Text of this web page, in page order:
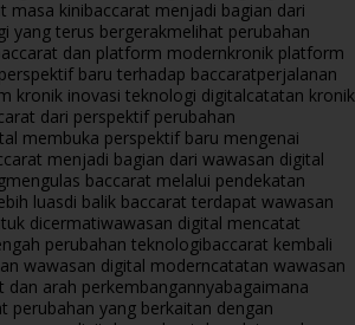
masa kinibaccarat menjadi bagian dari
yang terus bergerakmelihat perubahan
dan platform modernkronik platform
baru terhadap baccaratperjalanan
kronik inovasi teknologi digitalcatatan kronik
dari perspektif perubahan
membuka perspektif baru mengenai
menjadi bagian dari wawasan digital
mengulas baccarat melalui pendekatan
luasdi balik baccarat terdapat wawasan
dicermatiwawasan digital mencatat
perubahan teknologibaccarat kembali
wawasan digital moderncatatan wawasan
dan arah perkembangannyabagaimana
perubahan yang berkaitan dengan